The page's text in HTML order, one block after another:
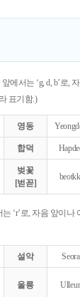
에서는 ‘g, d, b’로,
표기함.)
영동
합덕
벚꽃
[벋꼳]
‘r’로, 자음 앞이나
설악
울릉